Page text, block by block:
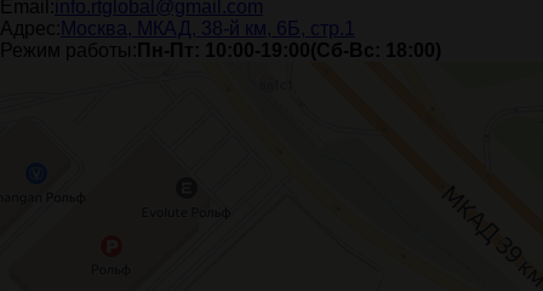
Email: info.rtglobal@gmail.com
Адрес: Москва, МКАД, 38-й км, 6Б, стр.1
Режим работы: Пн-Пт: 10:00-19:00(Сб-Вс: 18:00)